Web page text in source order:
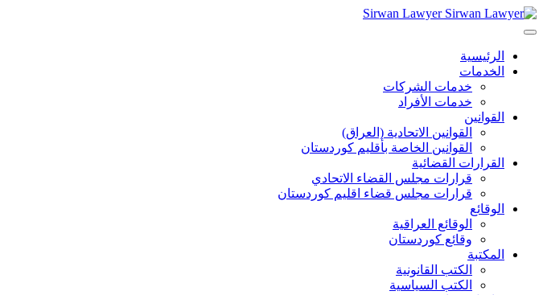
Sirwan Lawyer
الرئيسية
الخدمات
خدمات الشركات
خدمات الأفراد
القوانين
القوانين الاتحادية (العراق)
القوانين الخاصة بأقليم كوردستان
القرارات القضائية
قرارات مجلس القضاء الاتحادي
قرارات مجلس قضاء اقليم كوردستان
الوقائع
الوقائع العراقية
وقائع كوردستان
المكتبة
الكتب القانونية
الكتب السياسية